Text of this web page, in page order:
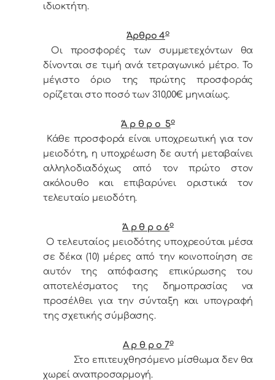
ιδιοκτήτη.
Άρθρο 4ο
Οι προσφορές των συμμετεχόντων θα
δίνονται σε τιμή ανά τετραγωνικό μέτρο. Το
μέγιστο όριο της πρώτης προσφοράς
ορίζεται στο ποσό των 310,00€ μηνιαίως.
Ά ρ θ ρ ο 5ο
Κάθε προσφορά είναι υποχρεωτική για τον
μειοδότη, η υποχρέωση δε αυτή μεταβαίνει
αλληλοδιαδόχως από τον πρώτο στον
ακόλουθο και επιβαρύνει οριστικά τον
τελευταίο μειοδότη.
Ά ρ θ ρ ο 6ο
Ο τελευταίος μειοδότης υποχρεούται μέσα
σε δέκα (10) μέρες από την κοινοποίηση σε
αυτόν της απόφασης επικύρωσης του
αποτελέσματος της δημοπρασίας να
προσέλθει για την σύνταξη και υπογραφή
της σχετικής σύμβασης.
Α ρ θ ρ ο 7ο
Στο επιτευχθησόμενο μίσθωμα δεν θα
χωρεί αναπροσαρμογή.